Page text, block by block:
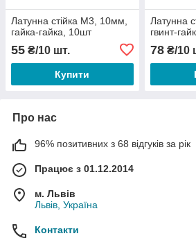
Латунна стійка М3, 10мм,
гайка-гайка, 10шт
55 ₴/10 шт.
Купити
Латунна
гвинт-
78₴/10
Про нас
96% позитивних з 68 відгуків за рік
Працює з 01.12.2014
м. Львів
Львів, Україна
Контакти